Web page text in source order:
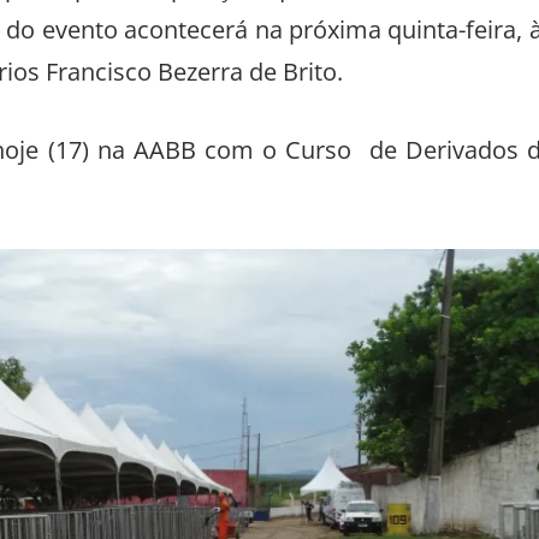
evento acontecerá na próxima quinta-feira,
Francisco Bezerra de Brito.
(17) na AABB com o Curso de Derivados